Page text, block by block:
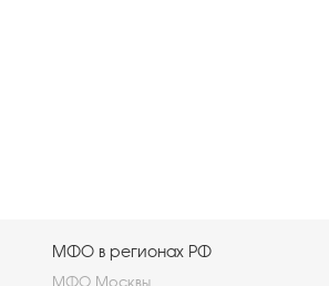
МФО в регионах РФ
МФО Москвы